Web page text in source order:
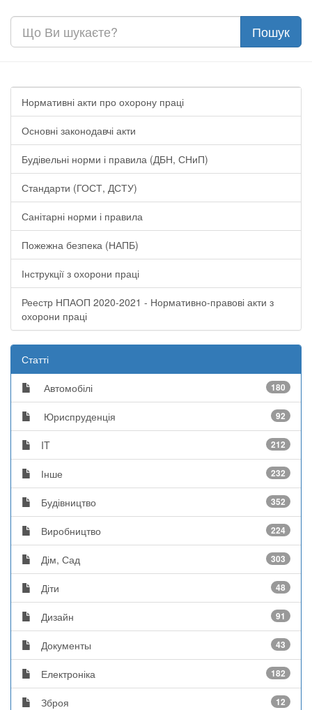
Нормативні акти про охорону праці
Основні законодавчі акти
Будівельні норми і правила (ДБН, СНиП)
Стандарти (ГОСТ, ДСТУ)
Санітарні норми і правила
Пожежна безпека (НАПБ)
Інструкції з охорони праці
Реестр НПАОП 2020-2021 - Нормативно-правові акти з
охорони праці
Статті
Автомобілі 180
Юриспруденція 92
IT 212
Інше 232
Будівництво 352
Виробництво 224
Дім, Сад 303
Діти 48
Дизайн 91
Документы 43
Електроніка 182
Зброя 12